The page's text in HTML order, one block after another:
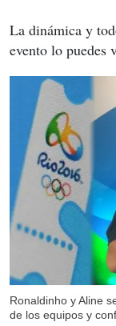
La dinámica y
evento lo puedes
Ronaldinho y Aline
de los equipos y